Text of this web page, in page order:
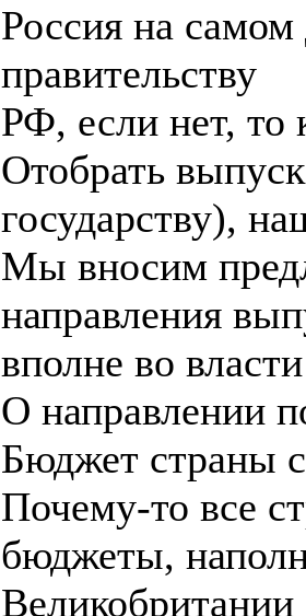
Россия на самом
правительству
РФ, если нет, то
Отобрать
государству),
Мы вносим
направления
вполне во
О направлении
Бюджет страны
Почему-то все
бюджеты,